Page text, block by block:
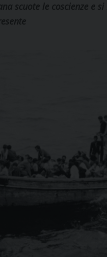
scuote le coscienze e